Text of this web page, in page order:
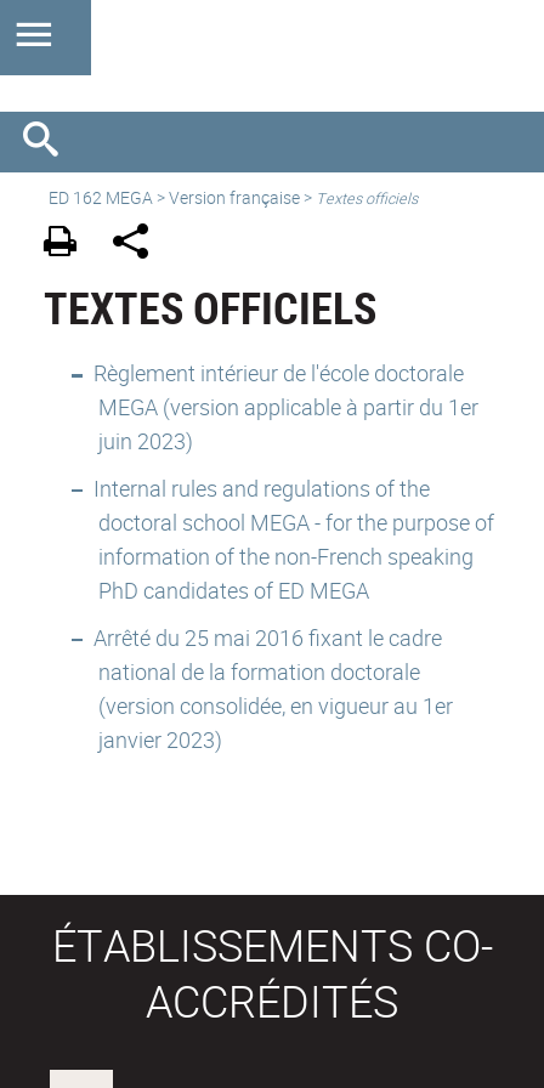
ED 162 MEGA >Version française > Textes officiels
TEXTES OFFICIELS
Règlement intérieur de l'école doctorale
MEGA (version applicable à partir du 1er
juin 2023)
Internal rules and regulations of the
doctoral school MEGA - for the purpose of
information of the non-French speaking
PhD candidates of ED MEGA
Arrêté du 25 mai 2016 fixant le cadre
national de la formation doctorale
(version consolidée, en vigueur au 1er
janvier 2023)
ÉTABLISSEMENTS CO-
ACCRÉDITÉS